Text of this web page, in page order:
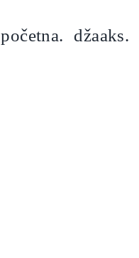
početna. džaaks.